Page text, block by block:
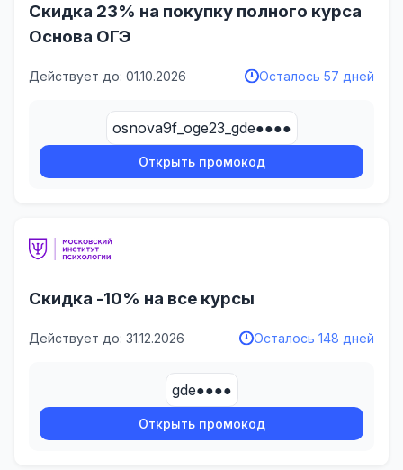
Скидка 23% на покупку полного курса
Основа ОГЭ
Действует до: 01.10.2026 Осталось 57 дней
osnova9f_oge23_gde●●●●
Открыть промокод
Скидка -10% на все курсы
Действует до: 31.12.2026 Осталось 148 дней
gde●●●●
Открыть промокод